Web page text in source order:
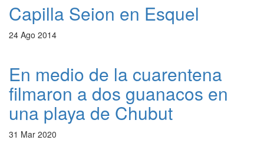
Capilla Seion en Esquel
24 Ago 2014
En medio de la cuarentena
filmaron a dos guanacos en
una playa de Chubut
31 Mar 2020